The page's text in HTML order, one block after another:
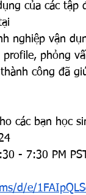
của các
nghiệp vận
phỏng
công đã
các bạn học
- 7:30 PM
d/e/